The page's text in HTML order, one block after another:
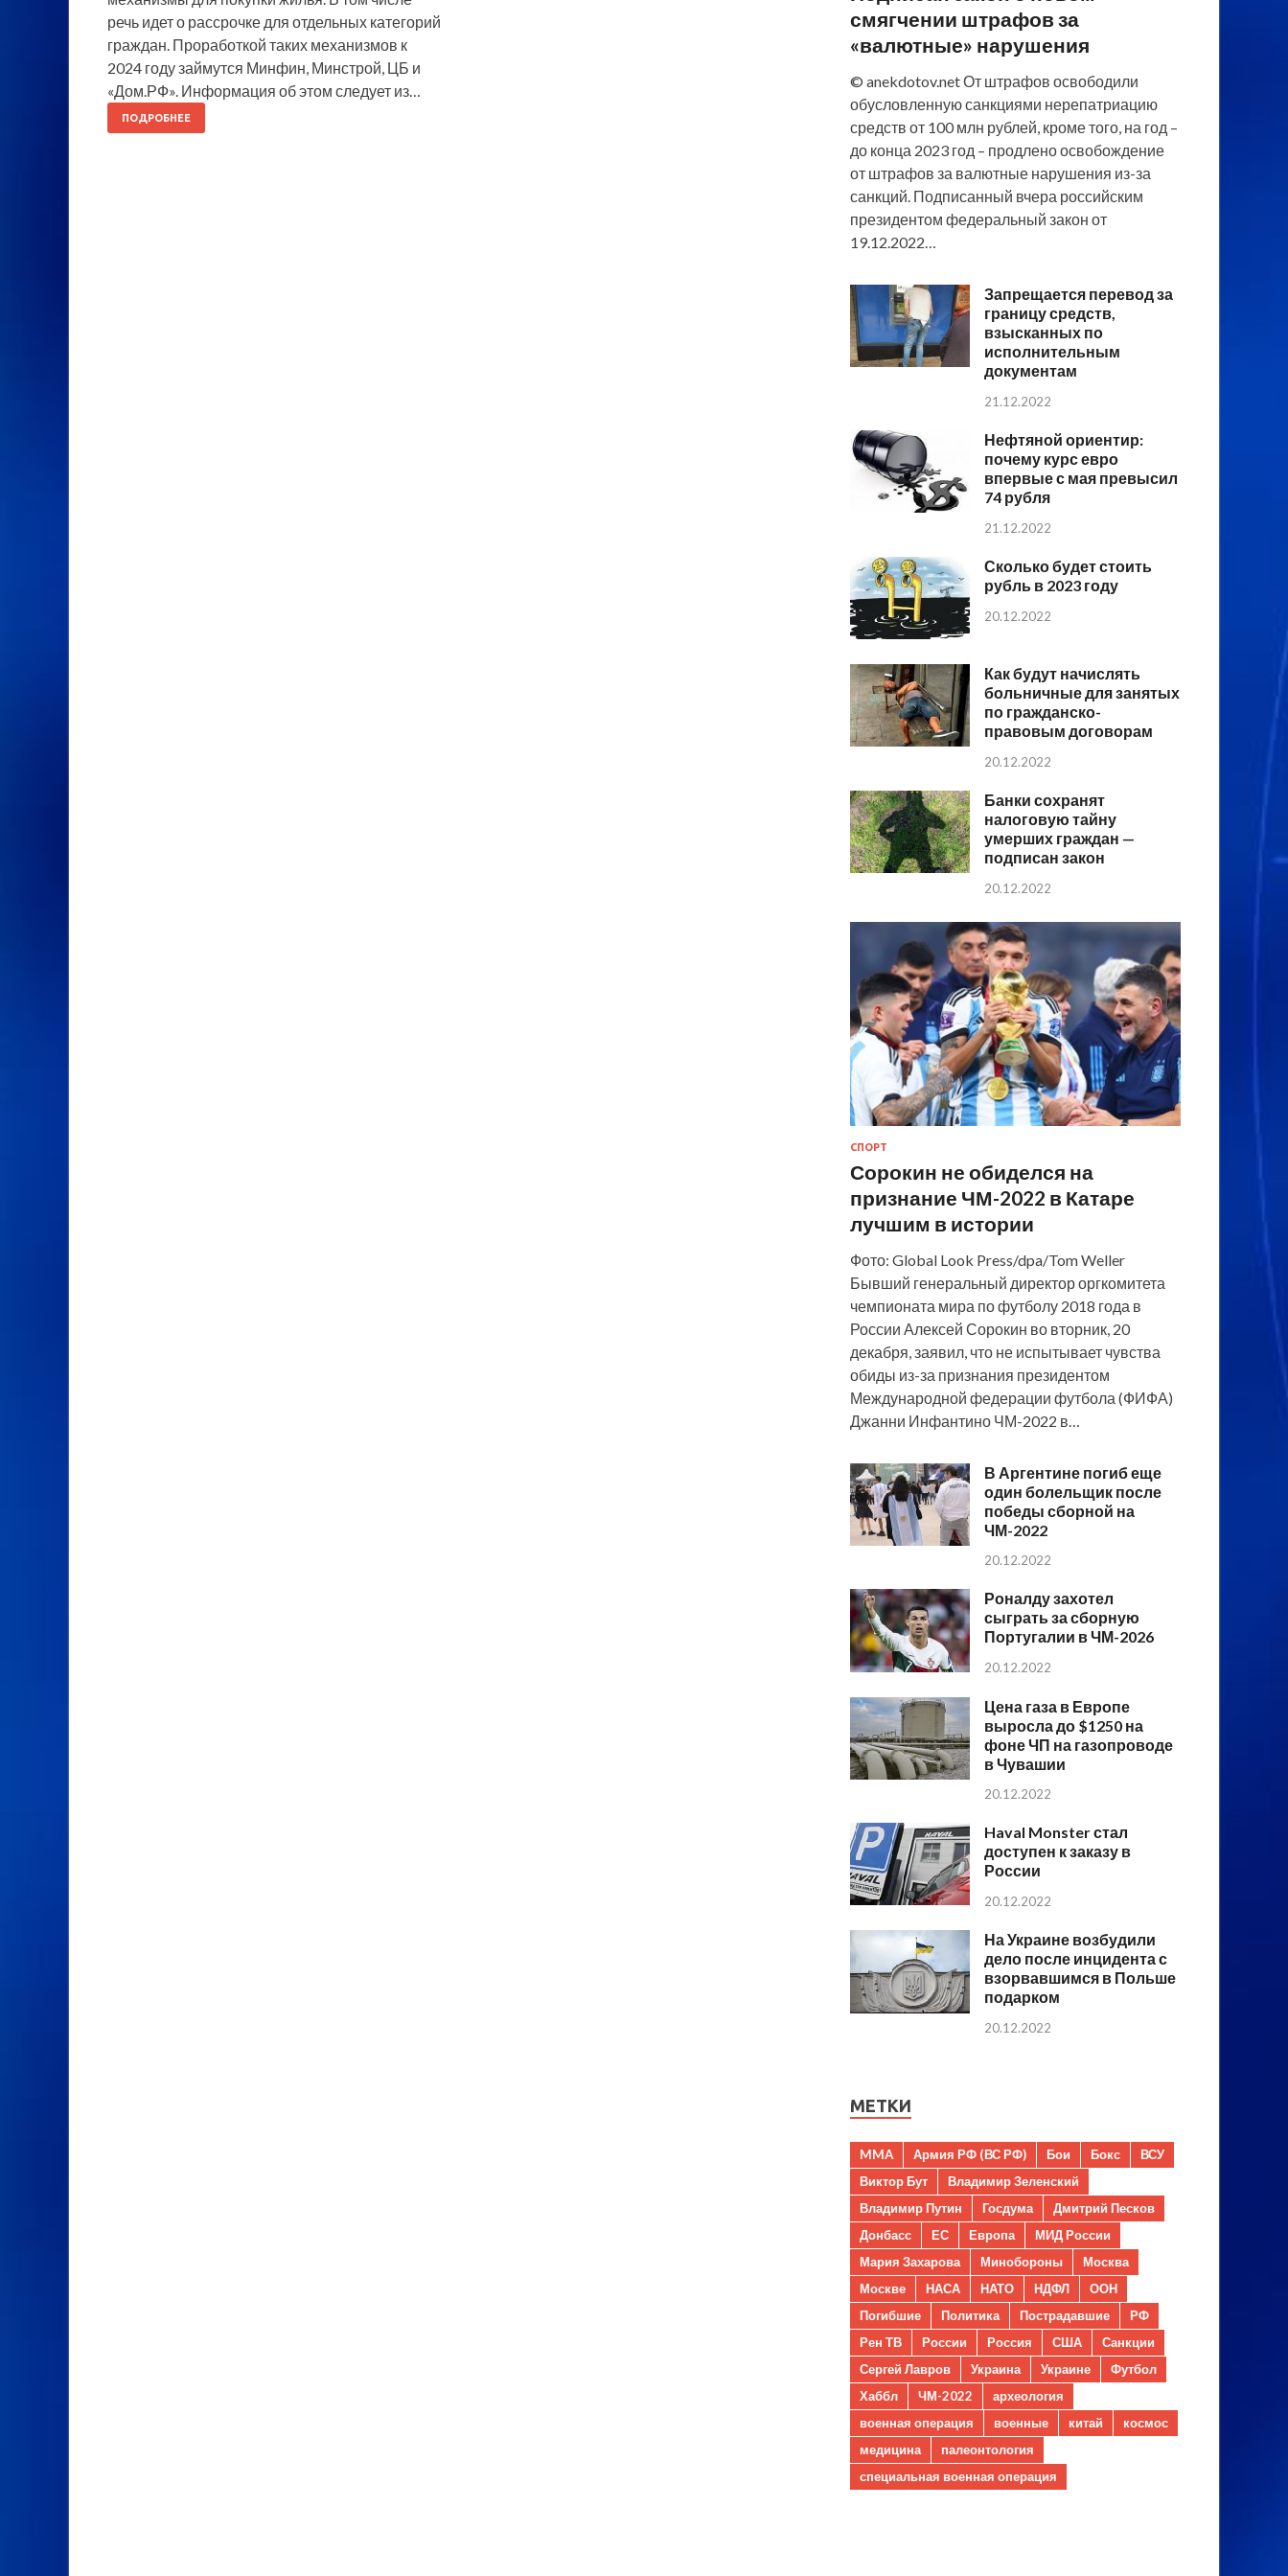
речь идет о рассрочке для отдельных категорий
граждан. Проработкой таких механизмов к
2024 году займутся Минфин, Минстрой, ЦБ и
«Дом.РФ». Информация об этом следует из…
ПОДРОБНЕЕ
смягчении штрафов за
«валютные» нарушения
© anekdotov.net От штрафов освободили
обусловленную санкциями нерепатриацию
средств от 100 млн рублей, кроме того, на год –
до конца 2023 год – продлено освобождение
от штрафов за валютные нарушения из-за
санкций. Подписанный вчера российским
президентом федеральный закон от
19.12.2022…
Запрещается перевод за
границу средств,
взысканных по
исполнительным
документам
21.12.2022
Нефтяной ориентир:
почему курс евро
впервые с мая превысил
74 рубля
21.12.2022
Сколько будет стоить
рубль в 2023 году
20.12.2022
Как будут начислять
больничные для занятых
по гражданско-
правовым договорам
20.12.2022
Банки сохранят
налоговую тайну
умерших граждан —
подписан закон
20.12.2022
СПОРТ
Сорокин не обиделся на
признание ЧМ-2022 в Катаре
лучшим в истории
Фото: Global Look Press/dpa/Tom Weller
Бывший генеральный директор оргкомитета
чемпионата мира по футболу 2018 года в
России Алексей Сорокин во вторник, 20
декабря, заявил, что не испытывает чувства
обиды из-за признания президентом
Международной федерации футбола (ФИФА)
Джанни Инфантино ЧМ-2022 в…
В Аргентине погиб еще
один болельщик после
победы сборной на
ЧМ-2022
20.12.2022
Роналду захотел
сыграть за сборную
Португалии в ЧМ-2026
20.12.2022
Цена газа в Европе
выросла до $1250 на
фоне ЧП на газопроводе
в Чувашии
20.12.2022
Haval Monster стал
доступен к заказу в
России
20.12.2022
На Украине возбудили
дело после инцидента с
взорвавшимся в Польше
подарком
20.12.2022
МЕТКИ
MMA Армия РФ (ВС РФ) Бои Бокс
ВСУ
Виктор Бут
Владимир Зеленский
Владимир Путин
Госдума
Дмитрий Песков
Донбасс
ЕС Европа
МИД России
Мария Захарова
Минобороны
Москва
Москве
НАСА НАТО НДФЛ
ООН
Погибшие
Политика Пострадавшие
РФ
Рен ТВ
России Россия США
Санкции
Сергей Лавров
Украина Украине
Футбол
Хаббл
ЧМ-2022
археология
военная операция
военные китай
космос
медицина
палеонтология
специальная военная операция